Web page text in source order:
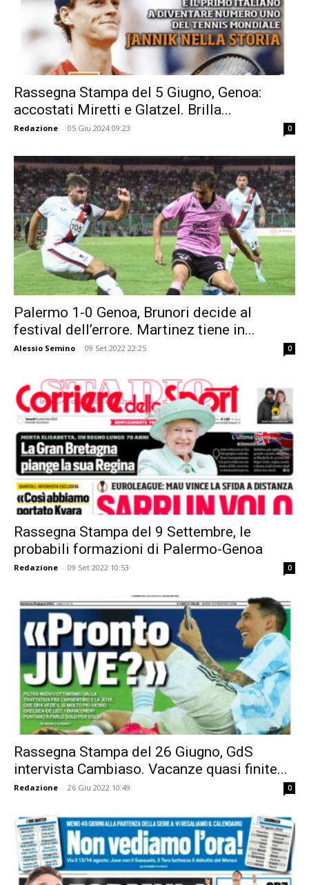
Rassegna Stampa del 5 Giugno, Genoa:
accostati Miretti e Glatzel. Brilla...
Redazione - 05 Giu 2024 09:23 0
Palermo 1-0 Genoa, Brunori decide al
festival dell’errore. Martinez tiene in...
Alessio Semino - 09 Set 2022 22:25 0
Rassegna Stampa del 9 Settembre, le
probabili formazioni di Palermo-Genoa
Redazione - 09 Set 2022 10:53 0
Rassegna Stampa del 26 Giugno, GdS
intervista Cambiaso. Vacanze quasi finite...
Redazione - 26 Giu 2022 10:49 0